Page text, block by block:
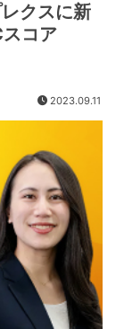
クスに新
コア
2023.09.11